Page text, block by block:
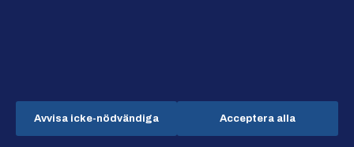
Avvisa icke-nödvändiga Acceptera alla